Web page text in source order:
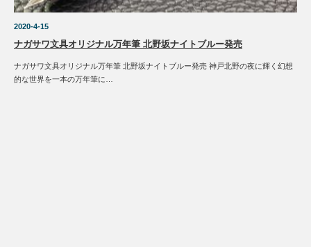
2020-4-15
ナガサワ文具オリジナル万年筆 北野坂ナイトブルー発売
ナガサワ文具オリジナル万年筆 北野坂ナイトブルー発売 神戸北野の夜に輝く幻想
的な世界を一本の万年筆に…